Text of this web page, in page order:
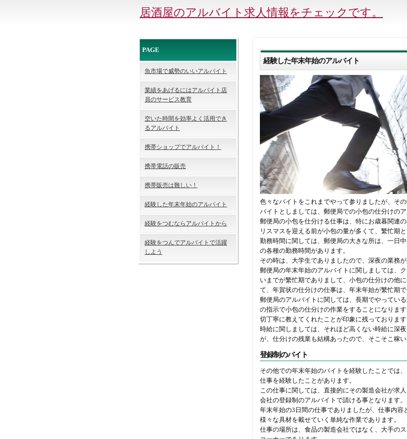
居酒屋のアルバイト求人情報をチェックです。
PAGE
魚市場で威勢のいいアルバイト
業績をあげるにはアルバイト店
員のサービス教育
空いた時間を効率よく活用でき
るアルバイト
携帯ショップでアルバイト！
携帯電話の販売
携帯販売は難しい！
経験した年末年始のアルバイト
経験をつむならアルバイトから
経験をつんでアルバイトで活躍
しよう
経験した年末年始のアルバイト
色々なバイトをこれまでやって参りましたが、そ
バイトとしましては、郵便局での小包の仕分けのア
郵便局の小包を仕分ける仕事は、特にお歳暮関連
リスマスを迎える前が小包の量が多くて、繁忙期
勤務時間に関しては、郵便局の大きな所は、一日
の各種の勤務時間があります。
その時は、大学生でありましたので、深夜の業務が
郵便局の年末年始のアルバイトに関しましては、
いまでが繁忙期でありまして、小包の仕分けの他
て、年賀状の仕分けの仕事は、年末年始が繁忙期で
郵便局のアルバイトに関しては、長期でやってい
の指示で小包の仕分けの作業をすることになりま
切丁寧に教えてくれたことが印象に残っております
時給に関しましては、それほど高くない時給に深
が、仕分けの残業も結構あったので、そこそこ稼い
登録制のバイト
その他での年末年始のバイトを経験したことでは
仕事を経験したことがあります。
この仕事に関しては、直接的にその製造会社が求
会社の登録制のアルバイトで請ける事となります。
年末年始の3日間の仕事でありましたが、仕事内容
様々な具材を載せていく単純な作業であります。
仕事の場所は、食品の製造会社ではなく、大手の